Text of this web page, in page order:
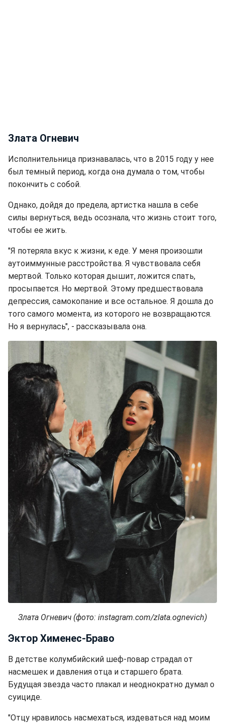
Злата Огневич
Исполнительница признавалась, что в 2015 году у нее
был темный период, когда она думала о том, чтобы
покончить с собой.
Однако, дойдя до предела, артистка нашла в себе
силы вернуться, ведь осознала, что жизнь стоит того,
чтобы ее жить.
"Я потеряла вкус к жизни, к еде. У меня произошли
аутоиммунные расстройства. Я чувствовала себя
мертвой. Только которая дышит, ложится спать,
просыпается. Но мертвой. Этому предшествовала
депрессия, самокопание и все остальное. Я дошла до
того самого момента, из которого не возвращаются.
Но я вернулась", - рассказывала она.
Злата Огневич (фото: instagram.com/zlata.ognevich)
Эктор Хименес-Браво
В детстве колумбийский шеф-повар страдал от
насмешек и давления отца и старшего брата.
Будущая звезда часто плакал и неоднократно думал о
суициде.
"Отцу нравилось насмехаться, издеваться над моим